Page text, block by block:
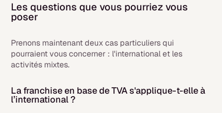
Les questions que vous pourriez vous
poser
Prenons maintenant deux cas particuliers qui
pourraient vous concerner : l'international et les
activités mixtes.
La franchise en base de TVA s'applique-t-elle à
l’international ?